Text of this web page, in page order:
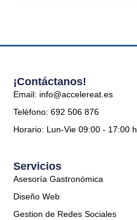
Servicios
Asesoría Gastronómica
Diseño Web
Gestion de Redes Sociales
¡Contáctanos!
Email: info@accelereat.es
Teléfono: 692 506 876
Horario: Lun-Vie 09:00 - 17:00 h